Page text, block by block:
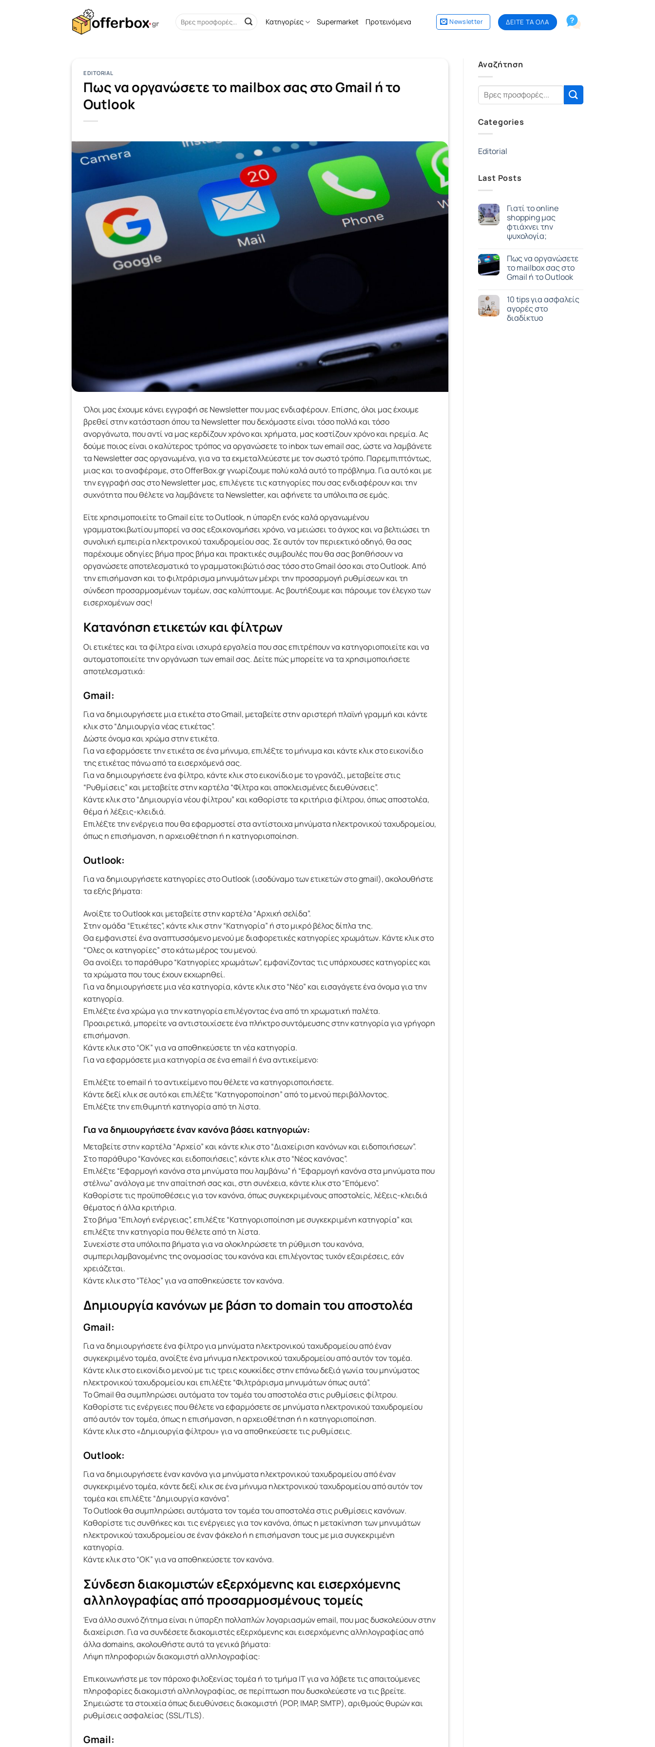
Search
for:
Κατηγορίες Supermarket Προτεινόμενα Newsletter ΔΕΙΤΕ ΤΑ ΟΛΑ
EDITORIAL
Πως να οργανώσετε το mailbox σας στο Gmail ή το
Outlook
Όλοι μας έχουμε κάνει εγγραφή σε Newsletter που μας ενδιαφέρουν. Επίσης, όλοι μας έχουμε
βρεθεί στην κατάσταση όπου τα Newsletter που δεχόμαστε είναι τόσο πολλά και τόσο
ανοργάνωτα, που αντί να μας κερδίζουν χρόνο και χρήματα, μας κοστίζουν χρόνο και ηρεμία. Ας
δούμε ποιος είναι ο καλύτερος τρόπος να οργανώσετε το inbox των email σας, ώστε να λαμβάνετε
τα Newsletter σας οργανωμένα, για να τα εκμεταλλεύεστε με τον σωστό τρόπο. Παρεμπιπτόντως,
μιας και το αναφέραμε, στο OfferBox.gr γνωρίζουμε πολύ καλά αυτό το πρόβλημα. Για αυτό και με
την εγγραφή σας στο Newsletter μας, επιλέγετε τις κατηγορίες που σας ενδιαφέρουν και την
συχνότητα που θέλετε να λαμβάνετε τα Newsletter, και αφήνετε τα υπόλοιπα σε εμάς.
Είτε χρησιμοποιείτε το Gmail είτε το Outlook, η ύπαρξη ενός καλά οργανωμένου
γραμματοκιβωτίου μπορεί να σας εξοικονομήσει χρόνο, να μειώσει το άγχος και να βελτιώσει τη
συνολική εμπειρία ηλεκτρονικού ταχυδρομείου σας. Σε αυτόν τον περιεκτικό οδηγό, θα σας
παρέχουμε οδηγίες βήμα προς βήμα και πρακτικές συμβουλές που θα σας βοηθήσουν να
οργανώσετε αποτελεσματικά το γραμματοκιβώτιό σας τόσο στο Gmail όσο και στο Outlook. Από
την επισήμανση και το φιλτράρισμα μηνυμάτων μέχρι την προσαρμογή ρυθμίσεων και τη
σύνδεση προσαρμοσμένων τομέων, σας καλύπτουμε. Ας βουτήξουμε και πάρουμε τον έλεγχο των
εισερχομένων σας!
Κατανόηση ετικετών και φίλτρων
Οι ετικέτες και τα φίλτρα είναι ισχυρά εργαλεία που σας επιτρέπουν να κατηγοριοποιείτε και να
αυτοματοποιείτε την οργάνωση των email σας. Δείτε πώς μπορείτε να τα χρησιμοποιήσετε
αποτελεσματικά:
Gmail:
Για να δημιουργήσετε μια ετικέτα στο Gmail, μεταβείτε στην αριστερή πλαϊνή γραμμή και κάντε
κλικ στο “Δημιουργία νέας ετικέτας”.
Δώστε όνομα και χρώμα στην ετικέτα.
Για να εφαρμόσετε την ετικέτα σε ένα μήνυμα, επιλέξτε το μήνυμα και κάντε κλικ στο εικονίδιο
της ετικέτας πάνω από τα εισερχόμενά σας.
Για να δημιουργήσετε ένα φίλτρο, κάντε κλικ στο εικονίδιο με το γρανάζι, μεταβείτε στις
“Ρυθμίσεις” και μεταβείτε στην καρτέλα “Φίλτρα και αποκλεισμένες διευθύνσεις”.
Κάντε κλικ στο “Δημιουργία νέου φίλτρου” και καθορίστε τα κριτήρια φίλτρου, όπως αποστολέα,
θέμα ή λέξεις-κλειδιά.
Επιλέξτε την ενέργεια που θα εφαρμοστεί στα αντίστοιχα μηνύματα ηλεκτρονικού ταχυδρομείου,
όπως η επισήμανση, η αρχειοθέτηση ή η κατηγοριοποίηση.
Outlook:
Για να δημιουργήσετε κατηγορίες στο Outlook (ισοδύναμο των ετικετών στο gmail), ακολουθήστε
τα εξής βήματα:
Ανοίξτε το Outlook και μεταβείτε στην καρτέλα “Αρχική σελίδα”.
Στην ομάδα “Ετικέτες”, κάντε κλικ στην “Κατηγορία” ή στο μικρό βέλος δίπλα της.
Θα εμφανιστεί ένα αναπτυσσόμενο μενού με διαφορετικές κατηγορίες χρωμάτων. Κάντε κλικ στο
“Όλες οι κατηγορίες” στο κάτω μέρος του μενού.
Θα ανοίξει το παράθυρο “Κατηγορίες χρωμάτων”, εμφανίζοντας τις υπάρχουσες κατηγορίες και
τα χρώματα που τους έχουν εκχωρηθεί.
Για να δημιουργήσετε μια νέα κατηγορία, κάντε κλικ στο “Νέο” και εισαγάγετε ένα όνομα για την
κατηγορία.
Επιλέξτε ένα χρώμα για την κατηγορία επιλέγοντας ένα από τη χρωματική παλέτα.
Προαιρετικά, μπορείτε να αντιστοιχίσετε ένα πλήκτρο συντόμευσης στην κατηγορία για γρήγορη
επισήμανση.
Κάντε κλικ στο “OK” για να αποθηκεύσετε τη νέα κατηγορία.
Για να εφαρμόσετε μια κατηγορία σε ένα email ή ένα αντικείμενο:
Επιλέξτε το email ή το αντικείμενο που θέλετε να κατηγοριοποιήσετε.
Κάντε δεξί κλικ σε αυτό και επιλέξτε “Κατηγοροποίηση” από το μενού περιβάλλοντος.
Επιλέξτε την επιθυμητή κατηγορία από τη λίστα.
Για να δημιουργήσετε έναν κανόνα βάσει κατηγοριών:
Μεταβείτε στην καρτέλα “Αρχείο” και κάντε κλικ στο “Διαχείριση κανόνων και ειδοποιήσεων”.
Στο παράθυρο “Κανόνες και ειδοποιήσεις”, κάντε κλικ στο “Νέος κανόνας”.
Επιλέξτε “Εφαρμογή κανόνα στα μηνύματα που λαμβάνω” ή “Εφαρμογή κανόνα στα μηνύματα που
στέλνω” ανάλογα με την απαίτησή σας και, στη συνέχεια, κάντε κλικ στο “Επόμενο”.
Καθορίστε τις προϋποθέσεις για τον κανόνα, όπως συγκεκριμένους αποστολείς, λέξεις-κλειδιά
θέματος ή άλλα κριτήρια.
Στο βήμα “Επιλογή ενέργειας”, επιλέξτε “Κατηγοριοποίηση με συγκεκριμένη κατηγορία” και
επιλέξτε την κατηγορία που θέλετε από τη λίστα.
Συνεχίστε στα υπόλοιπα βήματα για να ολοκληρώσετε τη ρύθμιση του κανόνα,
συμπεριλαμβανομένης της ονομασίας του κανόνα και επιλέγοντας τυχόν εξαιρέσεις, εάν
χρειάζεται.
Κάντε κλικ στο “Τέλος” για να αποθηκεύσετε τον κανόνα.
Δημιουργία κανόνων με βάση το domain του αποστολέα
Gmail:
Για να δημιουργήσετε ένα φίλτρο για μηνύματα ηλεκτρονικού ταχυδρομείου από έναν
συγκεκριμένο τομέα, ανοίξτε ένα μήνυμα ηλεκτρονικού ταχυδρομείου από αυτόν τον τομέα.
Κάντε κλικ στο εικονίδιο μενού με τις τρεις κουκκίδες στην επάνω δεξιά γωνία του μηνύματος
ηλεκτρονικού ταχυδρομείου και επιλέξτε “Φιλτράρισμα μηνυμάτων όπως αυτά”.
Το Gmail θα συμπληρώσει αυτόματα τον τομέα του αποστολέα στις ρυθμίσεις φίλτρου.
Καθορίστε τις ενέργειες που θέλετε να εφαρμόσετε σε μηνύματα ηλεκτρονικού ταχυδρομείου
από αυτόν τον τομέα, όπως η επισήμανση, η αρχειοθέτηση ή η κατηγοριοποίηση.
Κάντε κλικ στο «Δημιουργία φίλτρου» για να αποθηκεύσετε τις ρυθμίσεις.
Outlook:
Για να δημιουργήσετε έναν κανόνα για μηνύματα ηλεκτρονικού ταχυδρομείου από έναν
συγκεκριμένο τομέα, κάντε δεξί κλικ σε ένα μήνυμα ηλεκτρονικού ταχυδρομείου από αυτόν τον
τομέα και επιλέξτε “Δημιουργία κανόνα”.
Το Outlook θα συμπληρώσει αυτόματα τον τομέα του αποστολέα στις ρυθμίσεις κανόνων.
Καθορίστε τις συνθήκες και τις ενέργειες για τον κανόνα, όπως η μετακίνηση των μηνυμάτων
ηλεκτρονικού ταχυδρομείου σε έναν φάκελο ή η επισήμανση τους με μια συγκεκριμένη
κατηγορία.
Κάντε κλικ στο “OK” για να αποθηκεύσετε τον κανόνα.
Σύνδεση διακομιστών εξερχόμενης και εισερχόμενης
αλληλογραφίας από προσαρμοσμένους τομείς
Ένα άλλο συχνό ζήτημα είναι η ύπαρξη πολλαπλών λογαριασμών email, που μας δυσκολεύουν στην
διαχείριση. Για να συνδέσετε διακομιστές εξερχόμενης και εισερχόμενης αλληλογραφίας από
άλλα domains, ακολουθήστε αυτά τα γενικά βήματα:
Λήψη πληροφοριών διακομιστή αλληλογραφίας:
Επικοινωνήστε με τον πάροχο φιλοξενίας τομέα ή το τμήμα IT για να λάβετε τις απαιτούμενες
πληροφορίες διακομιστή αλληλογραφίας, σε περίπτωση που δυσκολεύεστε να τις βρείτε.
Σημειώστε τα στοιχεία όπως διευθύνσεις διακομιστή (POP, IMAP, SMTP), αριθμούς θυρών και
ρυθμίσεις ασφαλείας (SSL/TLS).
Gmail:
Αναζήτηση
Categories
Editorial
Last Posts
Γιατί το online
shopping μας
φτιάχνει την
ψυχολογία;
Πως να οργανώσετε
το mailbox σας στο
Gmail ή το Outlook
10 tips για ασφαλείς
αγορές στο
διαδίκτυο